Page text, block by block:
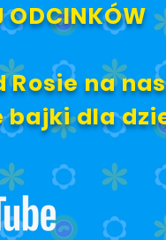
ODCINKÓW
na
bajki dla